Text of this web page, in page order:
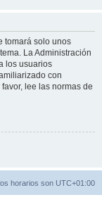
tomará solo unos
La Administración
los usuarios
con
lee las normas de
horarios son UTC+01:00